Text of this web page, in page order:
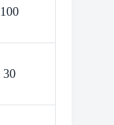
100
30